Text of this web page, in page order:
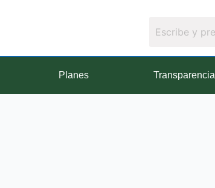
Planes Transparencia